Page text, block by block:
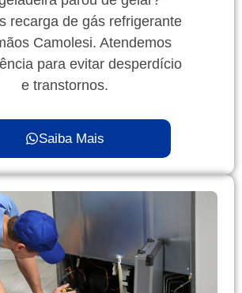
recarga de gás refrigerante
Camolesi. Atendemos
para evitar desperdício
e transtornos.
Saiba Mais